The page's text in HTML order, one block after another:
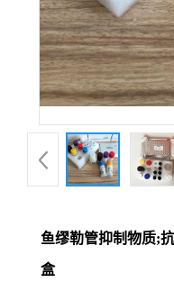
鱼缪勒管抑制物质;
盒